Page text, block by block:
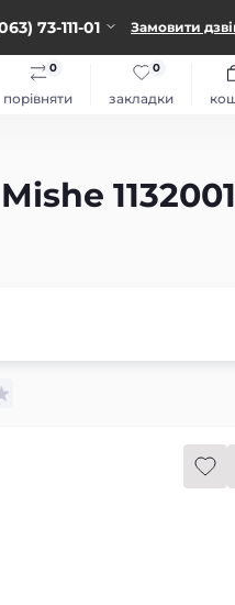
73-111-01 Замовити
порівняти
0
закладки
0